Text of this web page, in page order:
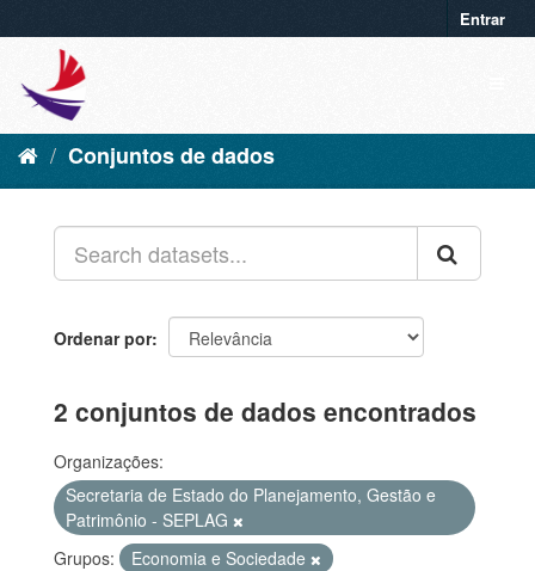
Entrar
Conjuntos de dados
Ordenar por
2 conjuntos de dados encontrados
Organizações:
Secretaria de Estado do Planejamento, Gestão e
Patrimônio - SEPLAG
Grupos:
Economia e Sociedade